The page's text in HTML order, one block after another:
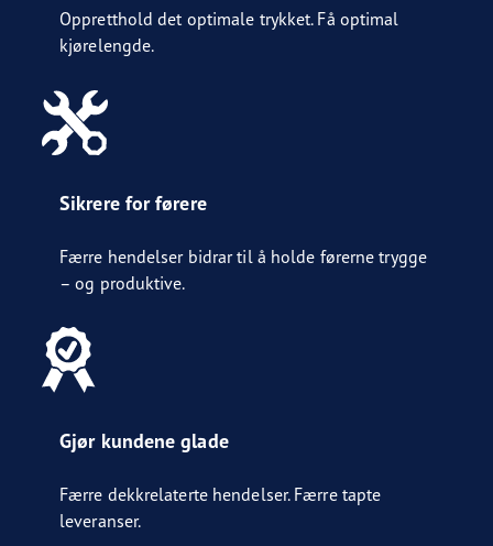
Oppretthold det optimale trykket. Få optimal
kjørelengde.
Sikrere for førere
Færre hendelser bidrar til å holde førerne trygge
– og produktive.
Gjør kundene glade
Færre dekkrelaterte hendelser. Færre tapte
leveranser.